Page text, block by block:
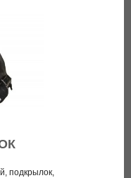
подкрылок,